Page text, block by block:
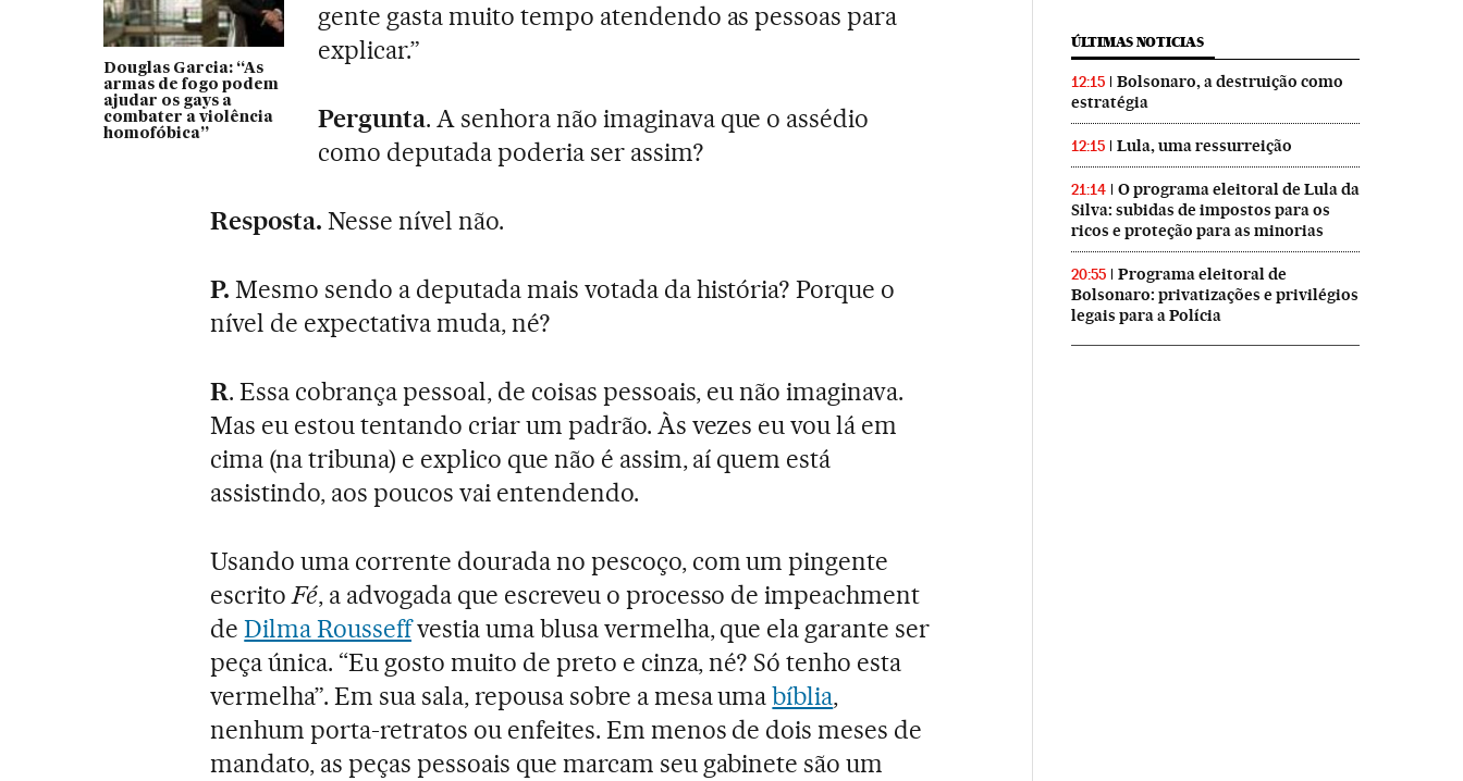
Douglas Garcia: “As
armas de fogo podem
ajudar os gays a
combater a violência
homofóbica”
gente gasta muito tempo atendendo as pessoas para
explicar.”
Pergunta. A senhora não imaginava que o assédio
como deputada poderia ser assim?
Resposta. Nesse nível não.
P. Mesmo sendo a deputada mais votada da história? Porque o
nível de expectativa muda, né?
R. Essa cobrança pessoal, de coisas pessoais, eu não imaginava.
Mas eu estou tentando criar um padrão. Às vezes eu vou lá em
cima (na tribuna) e explico que não é assim, aí quem está
assistindo, aos poucos vai entendendo.
Usando uma corrente dourada no pescoço, com um pingente
escritoFé, a advogada que escreveu o processo de impeachment
deDilma Rousseffvestia uma blusa vermelha, que ela garante ser
peça única. “Eu gosto muito de preto e cinza, né? Só tenho esta
vermelha”. Em sua sala, repousa sobre a mesa umabíblia,
nenhum porta-retratos ou enfeites. Em menos de dois meses de
mandato, as peças pessoais que marcam seu gabinete são um
ÚLTIMAS NOTICIAS
12:15
Bolsonaro, a destruição como
estratégia
12:15 Lula, uma ressurreição
21:14
O programa eleitoral de Lula da
Silva: subidas de impostos para os
ricos e proteção para as minorias
20:55
Programa eleitoral de
Bolsonaro: privatizações e privilégios
legais para a Polícia